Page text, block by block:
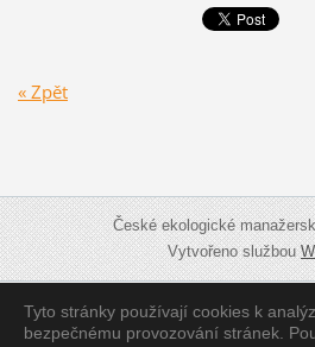
« Zpět
Tyto stránky používají cookies k
bezpečnému provozování stránek.
České ekologické
Vytvořeno službou
Zobrazit:Mobilní verzi|Standardní verzi